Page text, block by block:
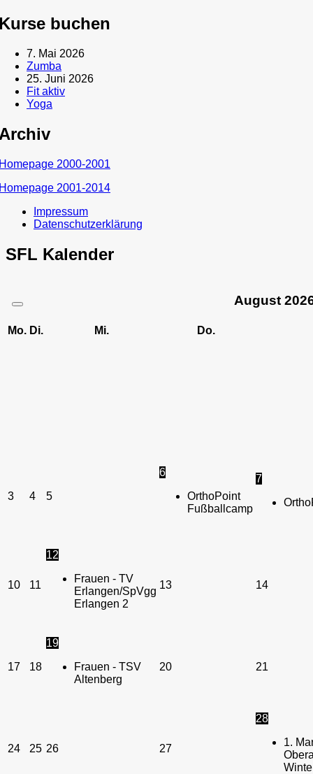
buchen
7. Mai 2026
Zumba
25. Juni 2026
Fit aktiv
Yoga
2000-2001
2001-2014
Impressum
Datenschutzerklärung
SFL Kalender
August
Mo. Di. Mi. Do.
3 4 5
6
OrthoPoint
Fußballcamp
7
10 11
12
Frauen - TV
Erlangen/SpVgg
Erlangen 2
13 14
17 18
19
Frauen - TSV
Altenberg
20 21
24 25 26 27
28
1.